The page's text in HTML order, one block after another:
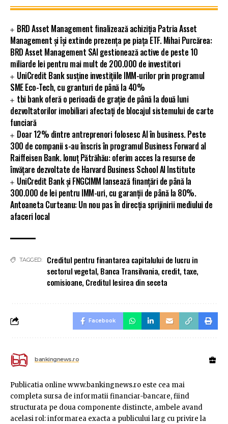
BRD Asset Management finalizează achiziția Patria Asset
Management și își extinde prezența pe piața ETF. Mihai Purcărea:
BRD Asset Management SAI gestionează active de peste 10
miliarde lei pentru mai mult de 200.000 de investitori
UniCredit Bank susține investițiile IMM-urilor prin programul
SME Eco-Tech, cu granturi de până la 40%
tbi bank oferă o perioadă de grație de până la două luni
dezvoltatorilor imobiliari afectați de blocajul sistemului de carte
funciară
Doar 12% dintre antreprenori folosesc AI în business. Peste
300 de companii s-au înscris în programul Business Forward al
Raiffeisen Bank. Ionuț Pătrăhău: oferim acces la resurse de
învățare dezvoltate de Harvard Business School AI Institute
UniCredit Bank și FNGCIMM lansează finanțări de până la
300.000 de lei pentru IMM-uri, cu garanții de până la 80%.
Antoaneta Curteanu: Un nou pas în direcția sprijinirii mediului de
afaceri local
TAGGED:
Creditul pentru finantarea capitalului de lucru in
sectorul vegetal, Banca Transilvania, credit, taxe,
comisioane, Creditul Iesirea din seceta
Facebook
bankingnews.ro
Publicatia online www.bankingnews.ro este cea mai
completa sursa de informatii financiar-bancare, fiind
structurata pe doua componente distincte, ambele avand
acelasi rol: informarea exacta a publicului larg cu privire la